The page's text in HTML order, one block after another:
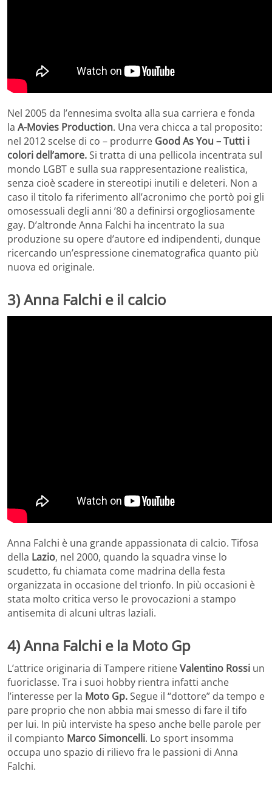
Nel 2005 da l’ennesima svolta alla sua carriera e fonda
la A-Movies Production. Una vera chicca a tal proposito:
nel 2012 scelse di co – produrre Good As You – Tutti i
colori dell’amore.Si tratta di una pellicola incentrata sul
mondo LGBT e sulla sua rappresentazione realistica,
senza cioè scadere in stereotipi inutili e deleteri. Non a
caso il titolo fa riferimento all’acronimo che portò poi gli
omosessuali degli anni ’80 a definirsi orgogliosamente
gay. D’altronde Anna Falchi ha incentrato la sua
produzione su opere d’autore ed indipendenti, dunque
ricercando un’espressione cinematografica quanto più
nuova ed originale.
3) Anna Falchi e il calcio
Anna Falchi è una grande appassionata di calcio. Tifosa
della Lazio, nel 2000, quando la squadra vinse lo
scudetto, fu chiamata come madrina della festa
organizzata in occasione del trionfo. In più occasioni è
stata molto critica verso le provocazioni a stampo
antisemita di alcuni ultras laziali.
4) Anna Falchi e la Moto Gp
L’attrice originaria di Tampere ritieneValentino Rossi un
fuoriclasse. Tra i suoi hobby rientra infatti anche
l’interesse per la Moto Gp.Segue il “dottore” da tempo e
pare proprio che non abbia mai smesso di fare il tifo
per lui. In più interviste ha speso anche belle parole per
il compianto Marco Simoncelli. Lo sport insomma
occupa uno spazio di rilievo fra le passioni di Anna
Falchi.